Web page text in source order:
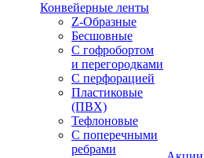
Конвейерные ленты
Z-Образные
Бесшовные
С гофробортом
и перегородками
С перфорацией
Пластиковые
(ПВХ)
Тефлоновые
С поперечными
ребрами